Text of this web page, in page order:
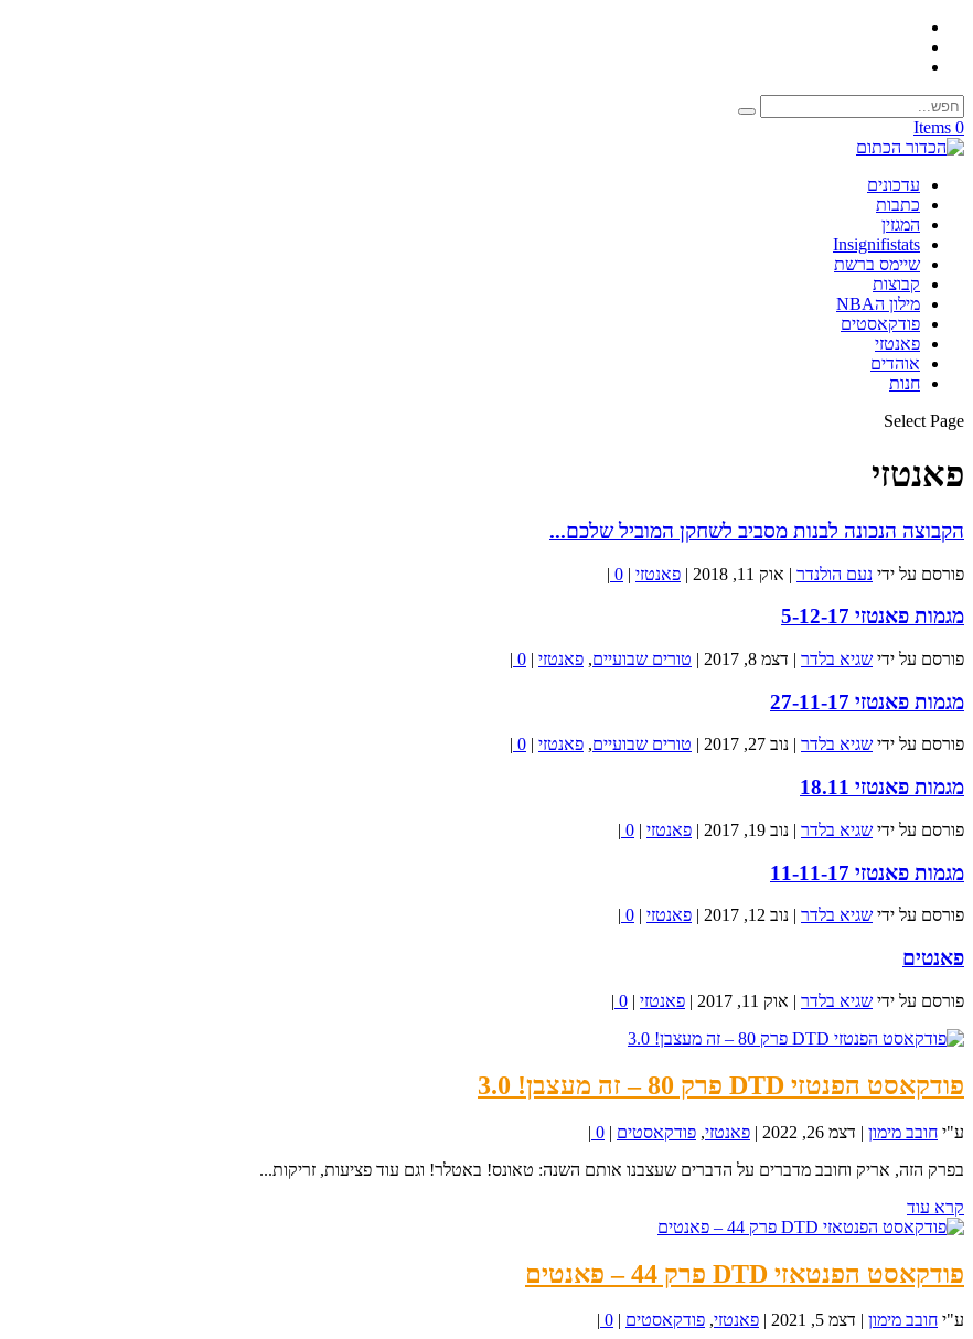
0 Items
עדכונים
כתבות
המגזין
Insignifistats
שיימס ברשת
קבוצות
מילון הNBA
פודקאסטים
פאנטזי
אוהדים
חנות
Select Page
פאנטזי
הקבוצה הנכונה לבנות מסביב לשחקן המוביל שלכם...
פורסם על ידי נעם הולנדר | אוק 11, 2018 | פאנטזי |
0
|
מגמות פאנטזי 5-12-17
פורסם על ידי שגיא בלדר | דצמ 8, 2017 | טורים שבועיים, פאנטזי |
0
|
מגמות פאנטזי 27-11-17
פורסם על ידי שגיא בלדר נוב 27, 2017 טורים שבועיים, פאנטזי 0
מגמות פאנטזי 18.11
פורסם על ידי שגיא בלדר | נוב 19, 2017 | פאנטזי |
0
|
מגמות פאנטזי 11-11-17
פורסם על ידי שגיא בלדר | נוב 12, 2017 | פאנטזי |
0
|
פאנטים
פורסם על ידי שגיא בלדר | אוק 11, 2017 | פאנטזי |
0
|
פודקאסט הפנטזי DTD פרק 80 – זה מעצבן! 3.0
ע"י חובב מימון | דצמ 26, 2022 | פאנטזי, פודקאסטים |
0
|
בפרק הזה, אריק וחובב מדברים על הדברים שעצבנו אותם השנה: טאונס! באטלר! וגם עוד פציעות, זריקות...
קרא עוד
פודקאסט הפנטאזי DTD פרק 44 – פאנטים
ע"י חובב מימון | דצמ 5, 2021 | פאנטזי, פודקאסטים |
0
|